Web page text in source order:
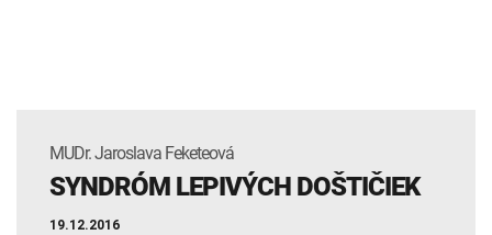
MUDr. Jaroslava Feketeová
SYNDRÓM LEPIVÝCH DOŠTIČIEK
19.12.2016